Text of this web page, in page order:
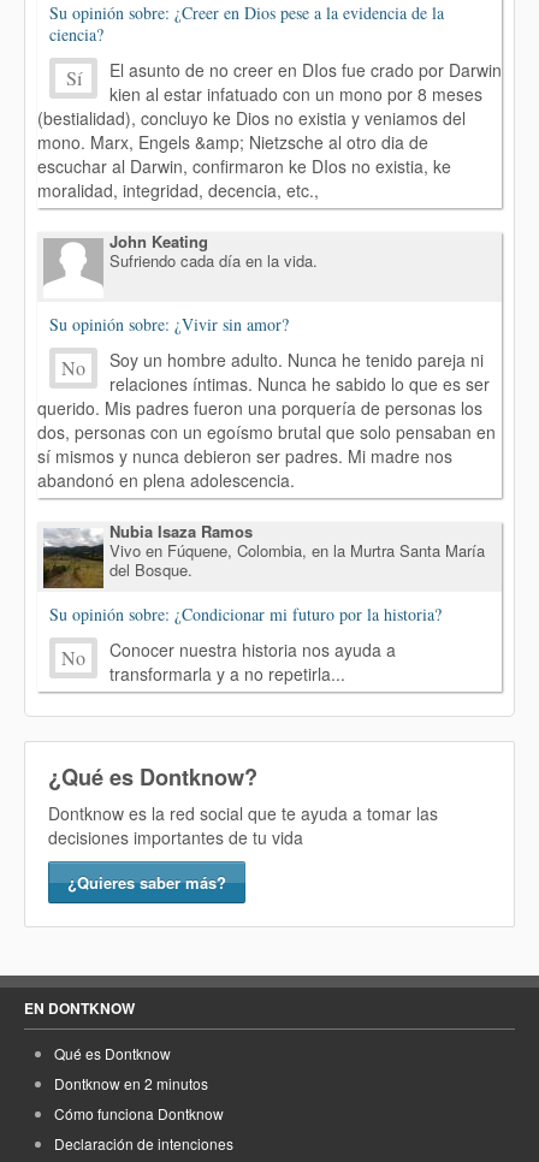
Su opinión sobre: ¿Creer en Dios pese a la evidencia de la
ciencia?
Sí
El asunto de no creer en DIos fue crado por Darwin
kien al estar infatuado con un mono por 8 meses
(bestialidad), concluyo ke Dios no existia y veniamos del
mono. Marx, Engels &amp; Nietzsche al otro dia de
escuchar al Darwin, confirmaron ke DIos no existia, ke
moralidad, integridad, decencia, etc.,
John Keating
Sufriendo cada día en la vida.
Su opinión sobre: ¿Vivir sin amor?
No
Soy un hombre adulto. Nunca he tenido pareja ni
relaciones íntimas. Nunca he sabido lo que es ser
querido. Mis padres fueron una porquería de personas los
dos, personas con un egoísmo brutal que solo pensaban en
sí mismos y nunca debieron ser padres. Mi madre nos
abandonó en plena adolescencia.
Nubia Isaza Ramos
Vivo en Fúquene, Colombia, en la Murtra Santa María
del Bosque.
Su opinión sobre: ¿Condicionar mi futuro por la historia?
No
Conocer nuestra historia nos ayuda a
transformarla y a no repetirla...
¿Qué es Dontknow?
Dontknow es la red social que te ayuda a tomar las
decisiones importantes de tu vida
¿Quieres saber más?
EN DONTKNOW
Qué es Dontknow
Dontknow en 2 minutos
Cómo funciona Dontknow
Declaración de intenciones